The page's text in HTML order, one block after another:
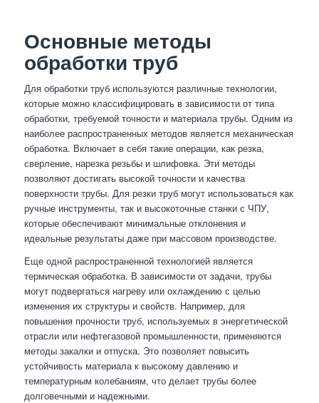
Основные методы
обработки труб
Для обработки труб используются различные технологии,
которые можно классифицировать в зависимости от типа
обработки, требуемой точности и материала трубы. Одним из
наиболее распространенных методов является механическая
обработка. Включает в себя такие операции, как резка,
сверление, нарезка резьбы и шлифовка. Эти методы
позволяют достигать высокой точности и качества
поверхности трубы. Для резки труб могут использоваться как
ручные инструменты, так и высокоточные станки с ЧПУ,
которые обеспечивают минимальные отклонения и
идеальные результаты даже при массовом производстве.
Еще одной распространенной технологией является
термическая обработка. В зависимости от задачи, трубы
могут подвергаться нагреву или охлаждению с целью
изменения их структуры и свойств. Например, для
повышения прочности труб, используемых в энергетической
отрасли или нефтегазовой промышленности, применяются
методы закалки и отпуска. Это позволяет повысить
устойчивость материала к высокому давлению и
температурным колебаниям, что делает трубы более
долговечными и надежными.